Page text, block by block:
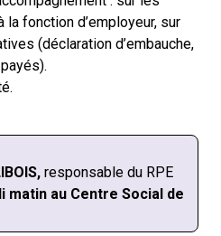
fonction d’employeur, sur
(déclaration d’embauche,
responsable du RPE
matin au Centre Social de